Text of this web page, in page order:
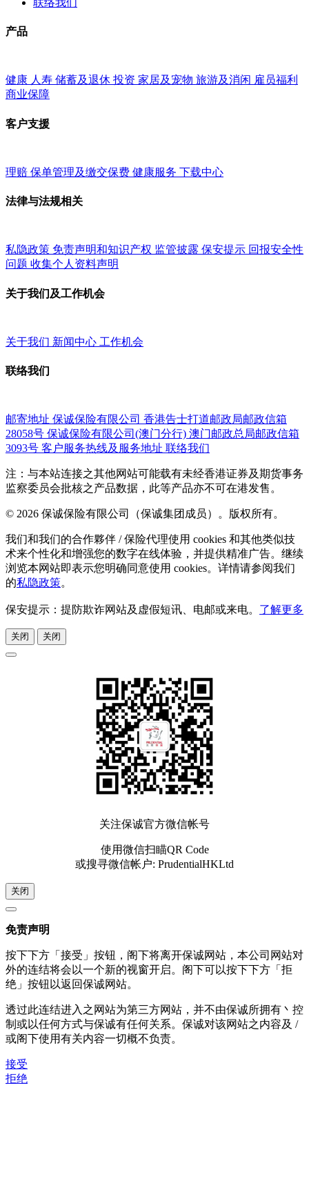
产品
健康 人寿 储蓄及退休 投资 家居及宠物 旅游及消闲 雇员福利
商业保障
客户支援
理赔 保单管理及缴交保费 健康服务 下载中心
法律与法规相关
私隐政策 免责声明和知识产权 监管披露 保安提示 回报安全性
问题 收集个人资料声明
关于我们及工作机会
关于我们 新闻中心 工作机会
联络我们
邮寄地址 保诚保险有限公司 香港告士打道邮政局邮政信箱
28058号 保诚保险有限公司(澳门分行) 澳门邮政总局邮政信箱
3093号 客户服务热线及服务地址 联络我们
注：与本站连接之其他网站可能载有未经香港证券及期货事务
监察委员会批核之产品数据，此等产品亦不可在港发售。
© 2026 保诚保险有限公司（保诚集团成员）。版权所有。
我们和我们的合作夥伴 / 保险代理使用 cookies 和其他类似技
术来个性化和增强您的数字在线体验，并提供精准广告。继续
浏览本网站即表示您明确同意使用 cookies。详情请参阅我们
的私隐政策。
保安提示：提防欺诈网站及虚假短讯、电邮或来电。 了解更多
关闭 关闭
关注保诚官方微信帐号
使用微信扫瞄QR Code
或搜寻微信帐户: PrudentialHKLtd
关闭
免责声明
按下下方「接受」按钮，阁下将离开保诚网站，本公司网站对
外的连结将会以一个新的视窗开启。阁下可以按下下方「拒
绝」按钮以返回保诚网站。
透过此连结进入之网站为第三方网站，并不由保诚所拥有丶控
制或以任何方式与保诚有任何关系。保诚对该网站之内容及 /
或阁下使用有关内容一切概不负责。
接受
拒绝